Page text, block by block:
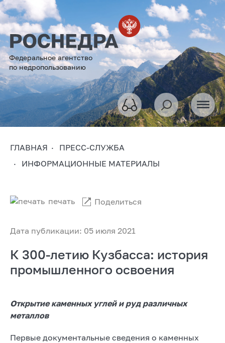
Федеральное агентство
по недропользованию
ГЛАВНАЯ
ПРЕСС-СЛУЖБА
ИНФОРМАЦИОННЫЕ МАТЕРИАЛЫ
Дата публикации: 05 июля 2021
печать Поделиться
К 300-летию Кузбасса: история
промышленного освоения
Открытие каменных углей и руд различных
металлов
Первые документальные сведения о каменных